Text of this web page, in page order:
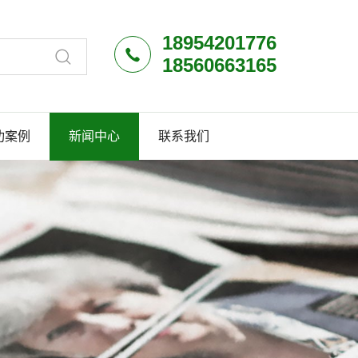
18954201776
18560663165
案例 新闻中心 联系我们